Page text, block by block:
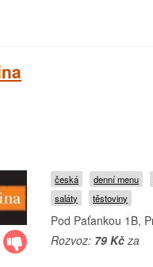
česká denní menu
saláty
těstoviny
Pod Paťankou 1B,
Rozvoz: 79 Kčza